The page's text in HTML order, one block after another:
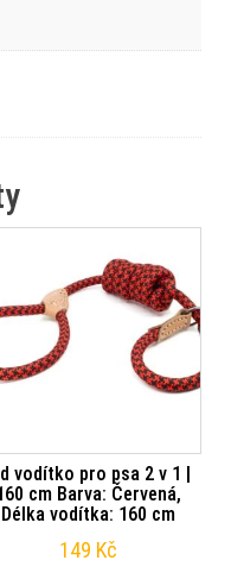
vodítko pro psa 2 v 1 |
cm Barva: Červená,
Délka vodítka: 160 cm
149 Kč